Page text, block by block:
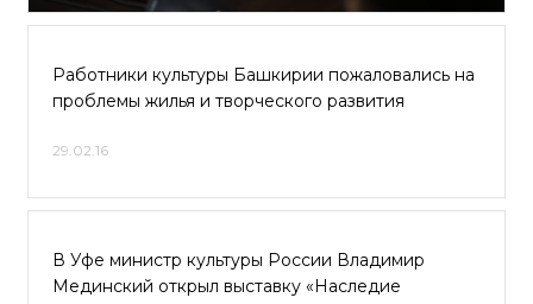
Работники культуры Башкирии пожаловались на
проблемы жилья и творческого развития
29.02.16
В Уфе министр культуры России Владимир
Мединский открыл выставку «Наследие